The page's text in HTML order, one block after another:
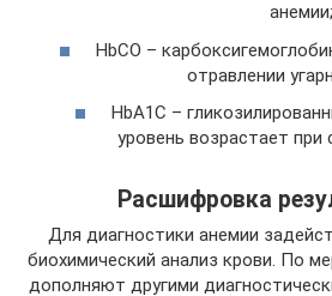
анемии;
HbCO –
отравлении
HbA1С –
уровень возрастает при
Расшифровка
Для диагностики анемии
биохимический анализ крови. По
дополняют другими